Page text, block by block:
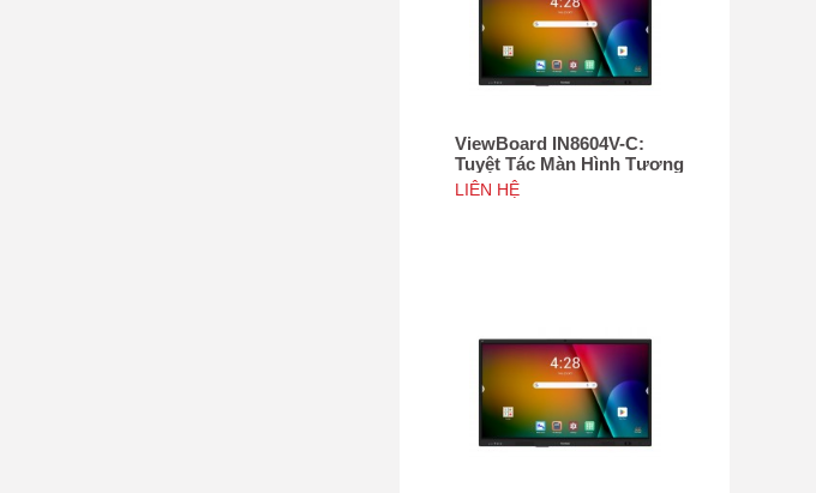
ViewBoard IN8604V-C:
Tuyệt Tác Màn Hình Tương
Tác 86", Tích hợp camera
4K độ phân giải 50MP, NFC
LIÊN HỆ